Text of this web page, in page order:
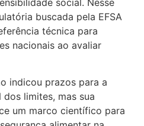
buscada pela EFSA
técnica para
nacionais ao avaliar
indicou prazos para a
limites, mas sua
um marco científico para